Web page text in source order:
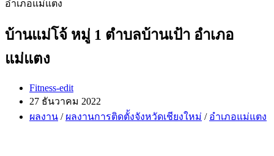
บ้านแม่โจ้ หมู่ 1 ตำบลบ้านเป้า อำเภอ
แม่แตง
Post
author:
Fitness-edit
Post
27 ธันวาคม 2022
Post
category:
ผลงาน / ผลงานการติดตั้งจังหวัดเชียงใหม่ / อำเภอแม่แตง